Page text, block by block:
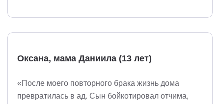
Оксана, мама Даниила (13 лет)
«После моего повторного брака жизнь дома
превратилась в ад. Сын бойкотировал отчима,